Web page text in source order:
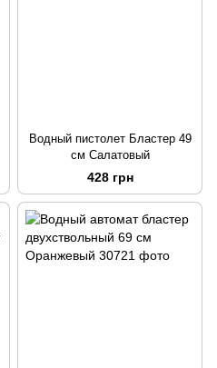
Водный пистолет Бластер 49
см Салатовый
428 грн